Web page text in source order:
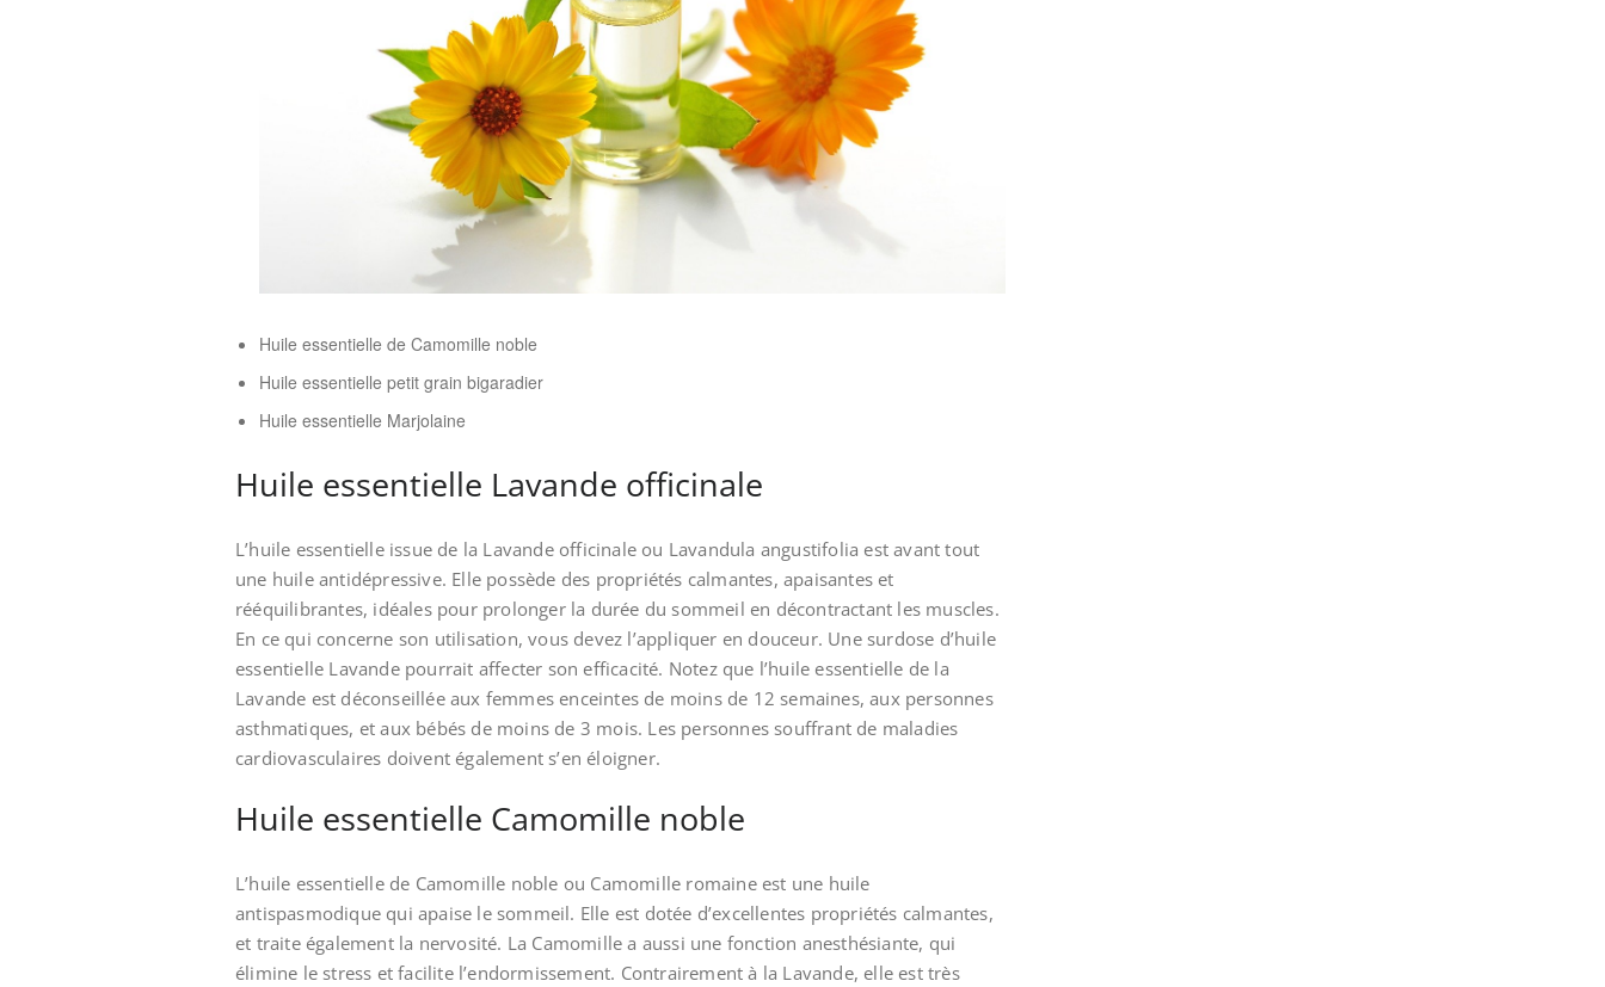
Huile essentielle de Camomille noble
Huile essentielle petit grain bigaradier
Huile essentielle Marjolaine
Huile essentielle Lavande officinale
L’huile essentielle issue de la Lavande officinale ou Lavandula angustifolia est avant tout
une huile antidépressive. Elle possède des propriétés calmantes, apaisantes et
rééquilibrantes, idéales pour prolonger la durée du sommeil en décontractant les muscles.
En ce qui concerne son utilisation, vous devez l’appliquer en douceur. Une surdose d’huile
essentielle Lavande pourrait affecter son efficacité. Notez que l’huile essentielle de la
Lavande est déconseillée aux femmes enceintes de moins de 12 semaines, aux personnes
asthmatiques, et aux bébés de moins de 3 mois. Les personnes souffrant de maladies
cardiovasculaires doivent également s’en éloigner.
Huile essentielle Camomille noble
L’huile essentielle de Camomille noble ou Camomille romaine est une huile
antispasmodique qui apaise le sommeil. Elle est dotée d’excellentes propriétés calmantes,
et traite également la nervosité. La Camomille a aussi une fonction anesthésiante, qui
élimine le stress et facilite l’endormissement. Contrairement à la Lavande, elle est très